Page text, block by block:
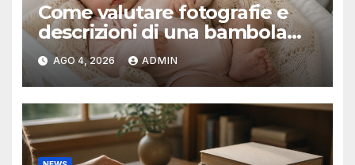
Come valutare fotografie e
descrizioni di una bambola
reborn
AGO 4, 2026 ADMIN